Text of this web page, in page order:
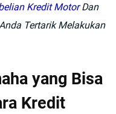
Kredit MotorDan
Tertarik Melakukan
yang Bisa
Kredit